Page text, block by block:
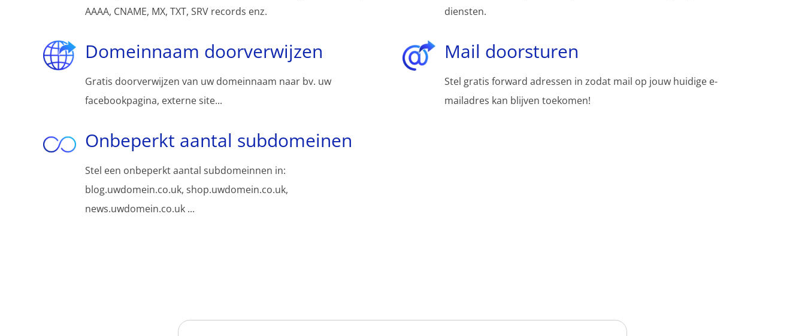
AAAA, CNAME, MX, TXT, SRV records enz.
diensten.
Domeinnaam doorverwijzen
Gratis doorverwijzen van uw domeinnaam naar bv. uw
facebookpagina, externe site...
Mail doorsturen
Stel gratis forward adressen in zodat mail op jouw huidige e-
mailadres kan blijven toekomen!
Onbeperkt aantal subdomeinen
Stel een onbeperkt aantal subdomeinnen in:
blog.uwdomein.co.uk, shop.uwdomein.co.uk,
news.uwdomein.co.uk ...